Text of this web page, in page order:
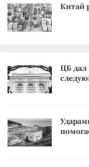
Китай
ЦБ дал